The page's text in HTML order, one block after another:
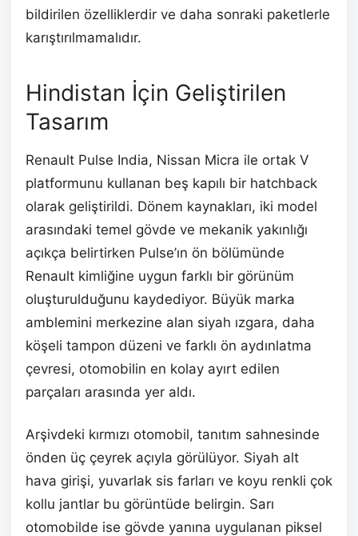
bildirilen özelliklerdir ve daha sonraki paketlerle
karıştırılmamalıdır.
Hindistan İçin Geliştirilen
Tasarım
Renault Pulse India, Nissan Micra ile ortak V
platformunu kullanan beş kapılı bir hatchback
olarak geliştirildi. Dönem kaynakları, iki model
arasındaki temel gövde ve mekanik yakınlığı
açıkça belirtirken Pulse’ın ön bölümünde
Renault kimliğine uygun farklı bir görünüm
oluşturulduğunu kaydediyor. Büyük marka
amblemini merkezine alan siyah ızgara, daha
köşeli tampon düzeni ve farklı ön aydınlatma
çevresi, otomobilin en kolay ayırt edilen
parçaları arasında yer aldı.
Arşivdeki kırmızı otomobil, tanıtım sahnesinde
önden üç çeyrek açıyla görülüyor. Siyah alt
hava girişi, yuvarlak sis farları ve koyu renkli çok
kollu jantlar bu görüntüde belirgin. Sarı
otomobilde ise gövde yanına uygulanan piksel